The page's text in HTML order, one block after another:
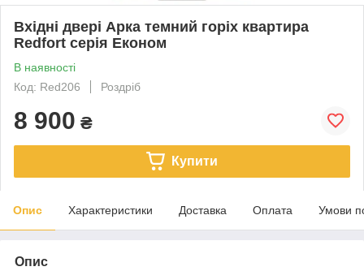
Вхідні двері Арка темний горіх квартира
Redfort серія Економ
В наявності
Код: Red206
Роздріб
8 900 ₴
Купити
Опис Характеристики Доставка Оплата Умови
Опис